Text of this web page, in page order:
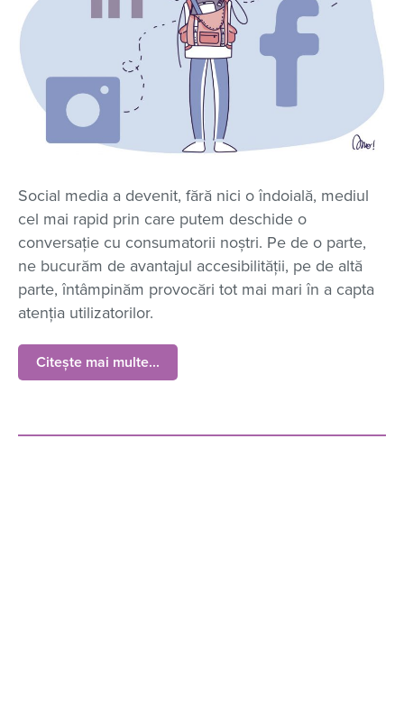
Social media a devenit, fără nici o îndoială, mediul
cel mai rapid prin care putem deschide o
conversație cu consumatorii noștri. Pe de o parte,
ne bucurăm de avantajul accesibilității, pe de altă
parte, întâmpinăm provocări tot mai mari în a capta
atenția utilizatorilor.
Citește mai multe...